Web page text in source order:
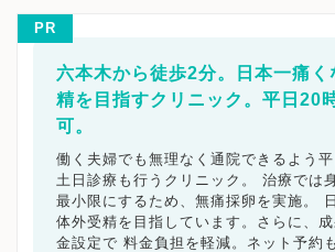
PR
六本木から徒歩2分。日本一痛く
精を目指すクリニック。平日20
可。
働く夫婦でも無理なく通院できるよう平
土日診療も行うクリニック。 治療では
最小限にするため、無痛採卵を実施。
体外受精を目指しています。さらに、
金設定で 料金負担を軽減。ネット予約